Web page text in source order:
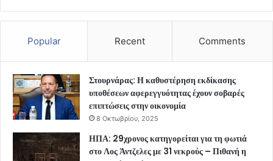
Popular Recent Comments
Στουρνάρας: Η καθυστέρηση εκδίκασης
υποθέσεων αφερεγγυότητας έχουν σοβαρές
επιπτώσεις στην οικονομία
8 Οκτωβρίου, 2025
ΗΠΑ: 29χρονος κατηγορείται για τη φωτιά
στο Λος Άντζελες με 31 νεκρούς – Πιθανή η